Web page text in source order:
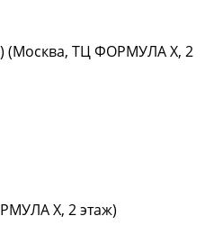
(Москва, ТЦ ФОРМУЛА Х, 2
Х, 2 этаж)